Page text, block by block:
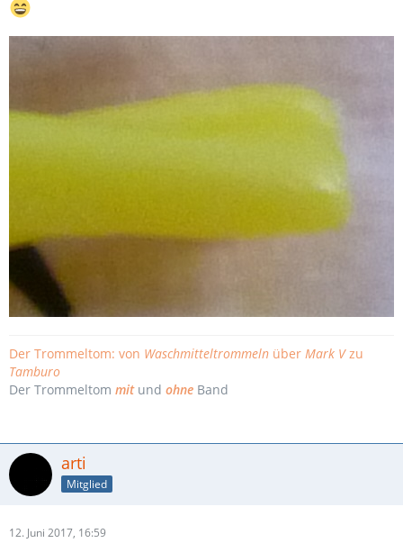
Der Trommeltom: von Waschmitteltrommeln über Mark Vzu
Tamburo
Der Trommeltom mitund ohne Band
arti
Mitglied
12. Juni 2017, 16:59